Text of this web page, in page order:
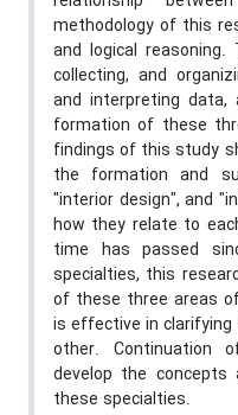
methodology of this
and logical
collecting, and
and interpreting
formation of these
findings of this study
the formation and
"interior design", and
how they relate to
time has passed
specialties, this
of these three areas
is effective in
other. Continuation
develop the
these specialties.